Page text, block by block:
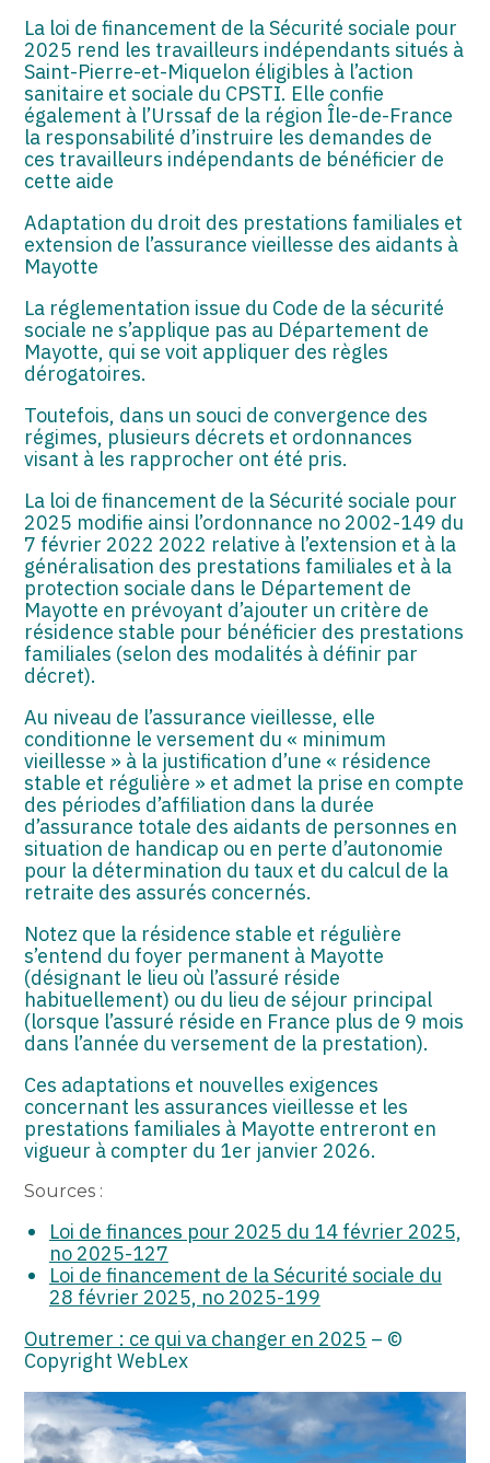
La loi de financement de la Sécurité sociale pour
2025 rend les travailleurs indépendants situés à
Saint-Pierre-et-Miquelon éligibles à l’action
sanitaire et sociale du CPSTI. Elle confie
également à l’Urssaf de la région Île-de-France
la responsabilité d’instruire les demandes de
ces travailleurs indépendants de bénéficier de
cette aide
Adaptation du droit des prestations familiales et
extension de l’assurance vieillesse des aidants à
Mayotte
La réglementation issue du Code de la sécurité
sociale ne s’applique pas au Département de
Mayotte, qui se voit appliquer des règles
dérogatoires.
Toutefois, dans un souci de convergence des
régimes, plusieurs décrets et ordonnances
visant à les rapprocher ont été pris.
La loi de financement de la Sécurité sociale pour
2025 modifie ainsi l’ordonnance no 2002-149 du
7 février 2022 2022 relative à l’extension et à la
généralisation des prestations familiales et à la
protection sociale dans le Département de
Mayotte en prévoyant d’ajouter un critère de
résidence stable pour bénéficier des prestations
familiales (selon des modalités à définir par
décret).
Au niveau de l’assurance vieillesse, elle
conditionne le versement du « minimum
vieillesse » à la justification d’une « résidence
stable et régulière » et admet la prise en compte
des périodes d’affiliation dans la durée
d’assurance totale des aidants de personnes en
situation de handicap ou en perte d’autonomie
pour la détermination du taux et du calcul de la
retraite des assurés concernés.
Notez que la résidence stable et régulière
s’entend du foyer permanent à Mayotte
(désignant le lieu où l’assuré réside
habituellement) ou du lieu de séjour principal
(lorsque l’assuré réside en France plus de 9 mois
dans l’année du versement de la prestation).
Ces adaptations et nouvelles exigences
concernant les assurances vieillesse et les
prestations familiales à Mayotte entreront en
vigueur à compter du 1er janvier 2026.
Sources :
Loi de finances pour 2025 du 14 février 2025,
no 2025-127
Loi de financement de la Sécurité sociale du
28 février 2025, no 2025-199
Outremer : ce qui va changer en 2025 – ©
Copyright WebLex